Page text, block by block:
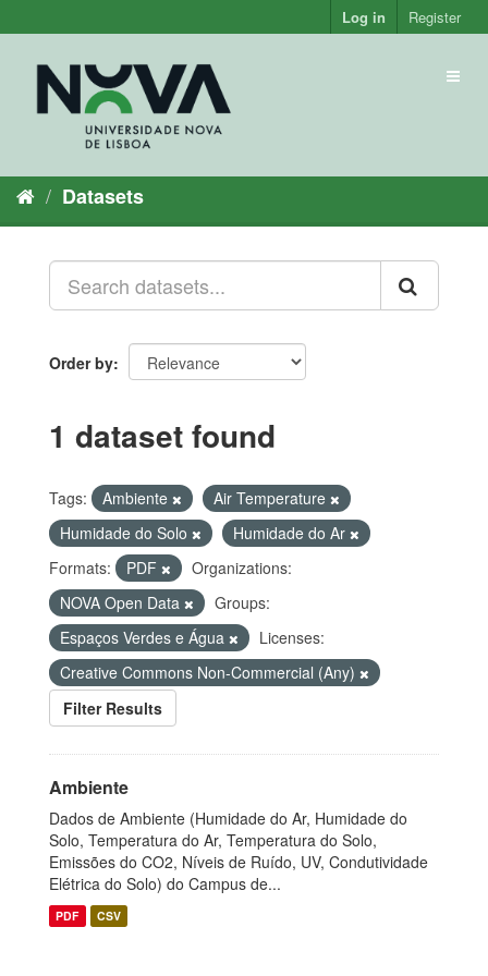
to
Log in Register
Datasets
Order by
1 dataset found
Tags: Ambiente
Air Temperature
Humidade do Solo
Humidade do Ar
Formats:
PDF
Organizations:
NOVA Open Data
Groups:
Espaços Verdes e Água
Licenses:
Creative Commons Non-Commercial (Any)
Filter Results
Ambiente
Dados de Ambiente (Humidade do Ar, Humidade do
Solo, Temperatura do Ar, Temperatura do Solo,
Emissões do CO2, Níveis de Ruído, UV, Condutividade
Elétrica do Solo) do Campus de...
PDF CSV